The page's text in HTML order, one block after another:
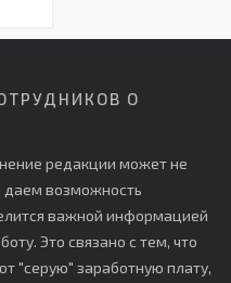
О
редакции может не
возможность
важной информацией
Это связано с тем, что
"серую" заработную плату,